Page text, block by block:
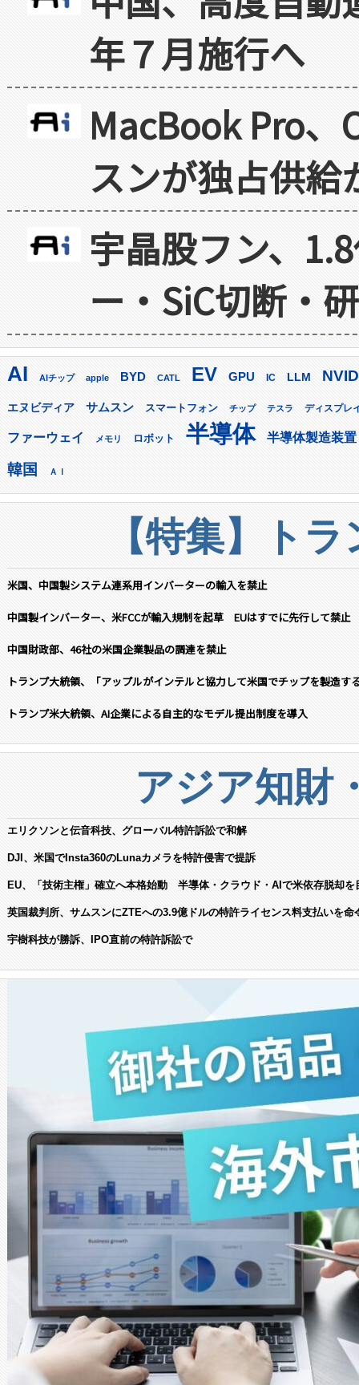
年７月施行へ
MacBook Pro
スンが独占供給
宇晶股フン、
ー・SiC切断・
AI AIチップ apple BYD CATL EV GPU IC LLM
エヌビディア サムスン スマートフォン チップ テスラ ディスプレ
ファーウェイ メモリ ロボット 半導体 半導体製造装置
韓国 ＡＩ
【特集】ト
米国、中国製システム連系用インバーターの輸入を禁止
中国製インバーター、米FCCが輸入規制を起草 EUはすでに先行して禁止
中国財政部、46社の米国企業製品の調達を禁止
トランプ大統領、「アップルがインテルと協力して米国でチップを製造す
トランプ米大統領、AI企業による自主的なモデル提出制度を導入
アジア知財
エリクソンと伝音科技、グローバル特許訴訟で和解
DJI、米国でInsta360のLunaカメラを特許侵害で提訴
EU、「技術主権」確立へ本格始動 半導体・クラウド・AIで米依存脱却を
英国裁判所、サムスンにZTEへの3.9億ドルの特許ライセンス料支払いを命
宇樹科技が勝訴、IPO直前の特許訴訟で